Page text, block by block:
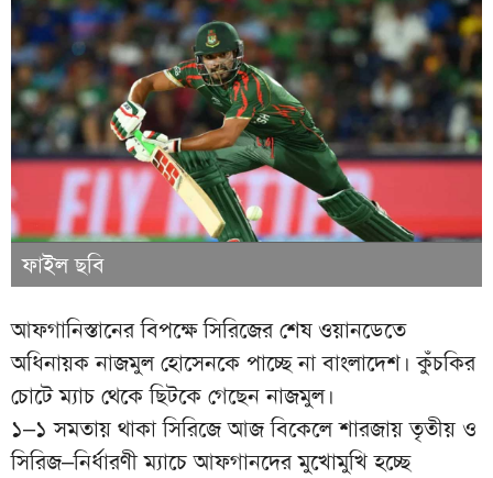
ফাইল ছবি
আফগানিস্তানের বিপক্ষে সিরিজের শেষ ওয়ানডেতে
অধিনায়ক নাজমুল হোসেনকে পাচ্ছে না বাংলাদেশ। কুঁচকির
চোটে ম্যাচ থেকে ছিটকে গেছেন নাজমুল।
১–১ সমতায় থাকা সিরিজে আজ বিকেলে শারজায় তৃতীয় ও
সিরিজ–নির্ধারণী ম্যাচে আফগানদের মুখোমুখি হচ্ছে